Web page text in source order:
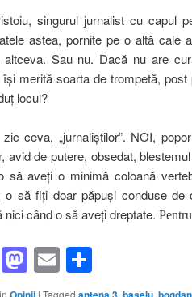
singurul jurnalist cu capul
astea, pornite pe o altă cale
altceva. Sau nu. Dacă nu are
merită soarta de trompetă,
locul?
ceva, „jurnaliştilor”. NOI,
avid de putere, obsedat,
să aveţi o minimă coloană
o să fiţi doar păpuşi conduse
nici când o să aveţi dreptate.
Facebook
Mastodon
Email
| Tagged